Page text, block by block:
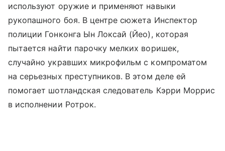
используют оружие и применяют навыки
рукопашного боя. В центре сюжета Инспектор
полиции Гонконга Ын Локсай (Йео), которая
пытается найти парочку мелких воришек,
случайно укравших микрофильм с компроматом
на серьезных преступников. В этом деле ей
помогает шотландская следователь Кэрри Моррис
в исполнении Ротрок.